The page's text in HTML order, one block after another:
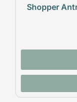
Shopper